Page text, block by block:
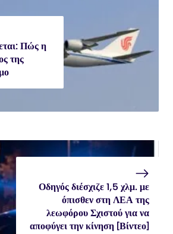
Πώς η
της
Οδηγός διέσχιζε 1,5 χλμ. με
όπισθεν στη ΛΕΑ της
λεωφόρου Σχιστού για να
αποφύγει την κίνηση [Βίντεο]